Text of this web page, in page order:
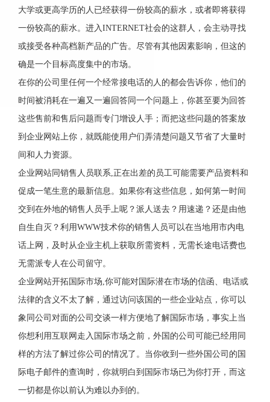
大学或更高学历的人已经获得一份较高的薪水，或者即将获得
一份较高的薪水。进入INTERNET社会的这群人，会主动寻找
或接受各种高档新产品的广告。尽管有其他因素影响，但这的
确是一个目标高度集中的市场。
在你的公司里任何一个经常接电话的人的都会告诉你，他们的
时间被消耗在一遍又一遍回答同一个问题上，你甚至要为回答
这些售前和售后问题而专门增设人手；而把这些问题的答案放
到企业网站上你，就既能使用户们弄清楚问题又节省了大量时
间和人力资源。
企业网站同销售人员联系,正在出差的员工可能需要产品资料和
促成一笔生意的最新信息。如果你有这些信息，如何第一时间
交到在外地的销售人员手上呢？派人送去？用速递？还是由他
自生自灭？利用WWW技术你的销售人员可以在当地用市内电
话上网，及时从企业主机上获取所需资料，无需长途电话费也
无需派专人在公司留守。
企业网站开拓国际市场,你可能对国际潜在市场的信函、电话或
法律的含义不太了解，通过访问该国的一些企业站点，你可以
象同公司对面的公司交谈一样方便地了解国际市场，事实上当
你想利用互联网走入国际市场之前，外国的公司可能已经用同
样的方法了解过你公司的情况了。当你收到一些外国公司的国
际电子邮件的查询时，你就明白到国际市场已为你打开，而这
一切都是你以前认为难以办到的。